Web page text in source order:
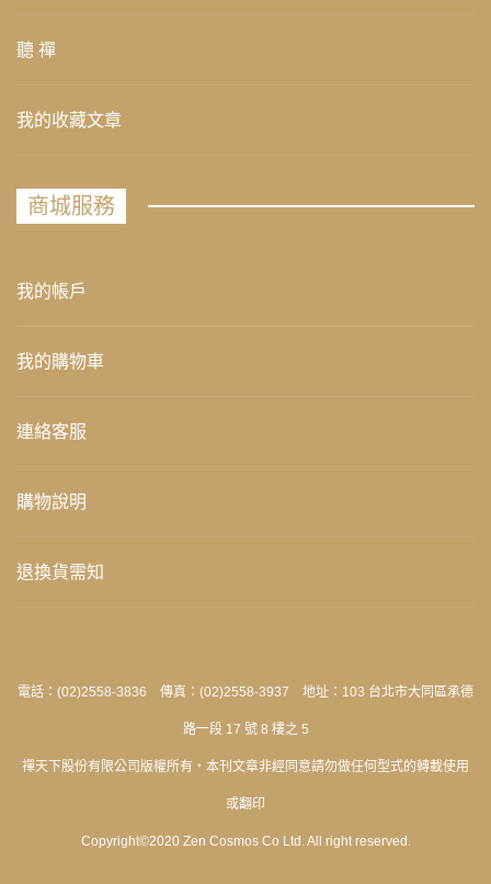
聽 禪
我的收藏文章
商城服務
我的帳戶
我的購物車
連絡客服
購物說明
退換貨需知
電話：(02)2558-3836 傳真：(02)2558-3937 地址：103 台北市大同區承德
路一段 17 號 8 樓之 5
禪天下股份有限公司版權所有‧本刊文章非經同意請勿做任何型式的轉載使用
或翻印
Copyright©2020 Zen Cosmos Co Ltd. All right reserved.